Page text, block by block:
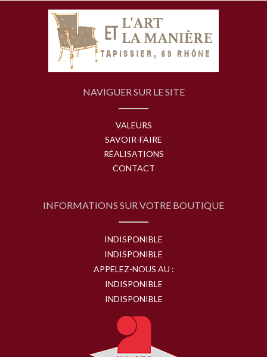
NAVIGUER SUR LE SITE
VALEURS
SAVOIR-FAIRE
RÉALISATIONS
CONTACT
INFORMATIONS SUR VOTRE BOUTIQUE
INDISPONIBLE
INDISPONIBLE
APPELEZ-NOUS AU :
INDISPONIBLE
INDISPONIBLE